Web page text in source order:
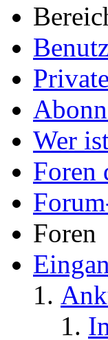
Wer
Foren
Foren